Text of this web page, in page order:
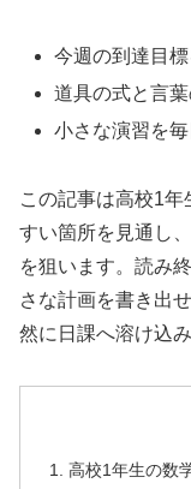
今週の到達目
道具の式と言
小さな演習を
この記事は高校1
すい箇所を見通し
を狙います。読み
さな計画を書き出
然に日課へ溶け込み
高校1年生の数